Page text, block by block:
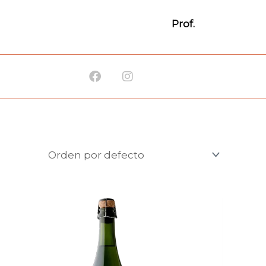
Prof.
FacebookInstagram